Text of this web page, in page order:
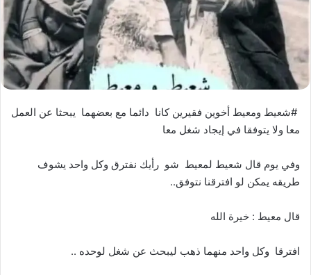
#شعيط ومعيط أخوين فقيرين كانا دائما مع بعضهما يبحثا عن العمل
معا ولا يتوفقا في إيجاد شغل معا
وفي يوم قال شعيط لمعيط شو رأيك نفترق وكل واحد يشوف
طريقه يمكن لو افترقنا نتوفق..
قال معيط : خيرة الله
افترقا وكل واحد منهما ذهب ليبحث عن شغل لوحده ..